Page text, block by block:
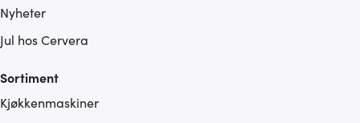
Nyheter
Jul hos Cervera
Sortiment
Kjøkkenmaskiner